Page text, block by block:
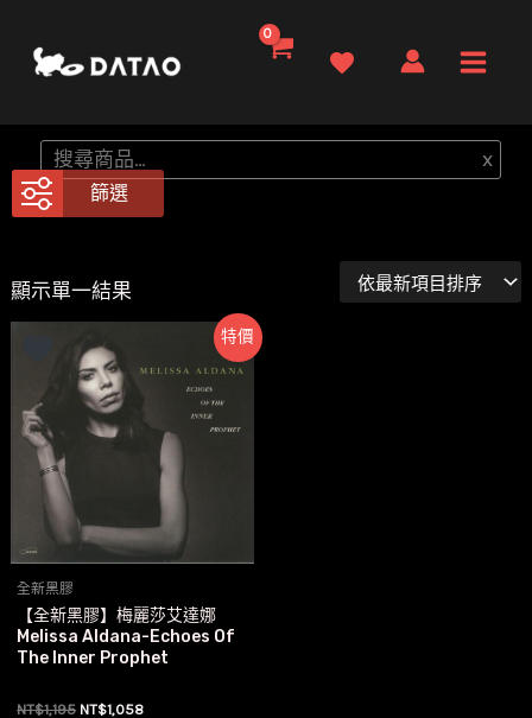
要
內
Menu
搜
尋
x
篩選
顯示單一結果
特價
全新黑膠
【全新黑膠】梅麗莎艾達娜
Melissa Aldana-Echoes Of
The Inner Prophet
NT$1,195 原
NT$1,058目